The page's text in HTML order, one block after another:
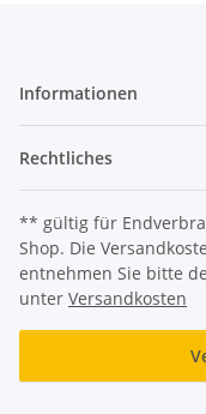
Informationen
Rechtliches
** gültig für
Shop. Die
entnehmen Sie bitte
unter Versandkosten